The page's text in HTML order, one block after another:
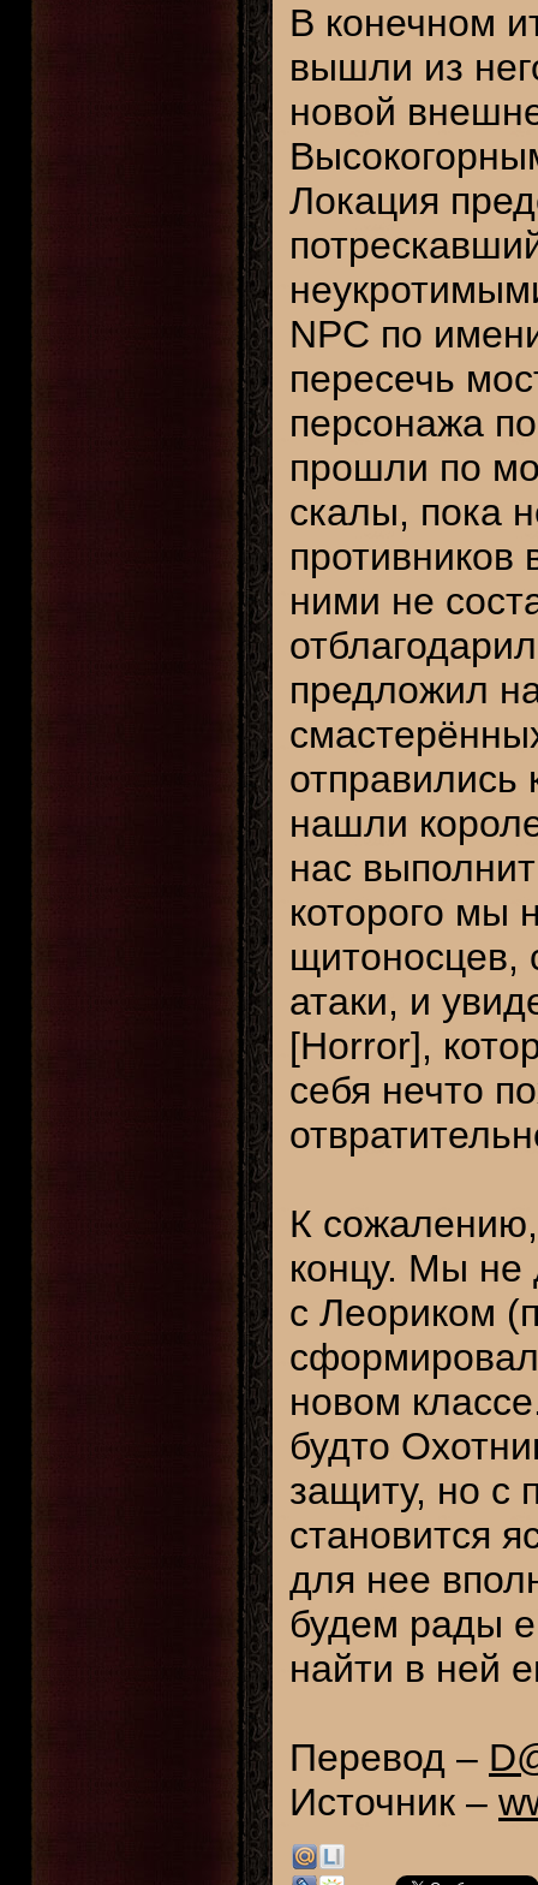
В конечном
вышли из
новой
Локация
NPC по
пересечь
персонажа
прошли по
скалы, пока
противников
ними не
предложил
отправились
нашли
нас
которого мы
щитоносцев,
атаки, и
[Horror],
себя нечто
К
концу. Мы не
с Леориком
новом
будто
защиту, но с
становится
для нее
будем рады
найти в ней
Перевод –
Источник –